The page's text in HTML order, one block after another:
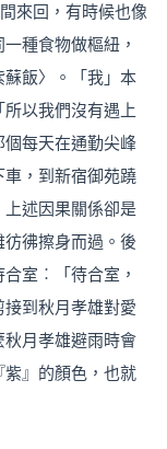
來回，有時候也像
種食物做樞紐，
飯〉。「我」本
以我們沒有遇上
每天在通勤尖峰
，到新宿御苑蹺
述因果關係卻是
彿擦身而過。後
室︰「待合室，
到秋月孝雄對愛
月孝雄避雨時會
』的顏色，也就